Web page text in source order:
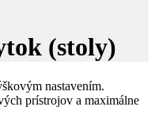
(stoly)
nastavením.
prístrojov a maximálne